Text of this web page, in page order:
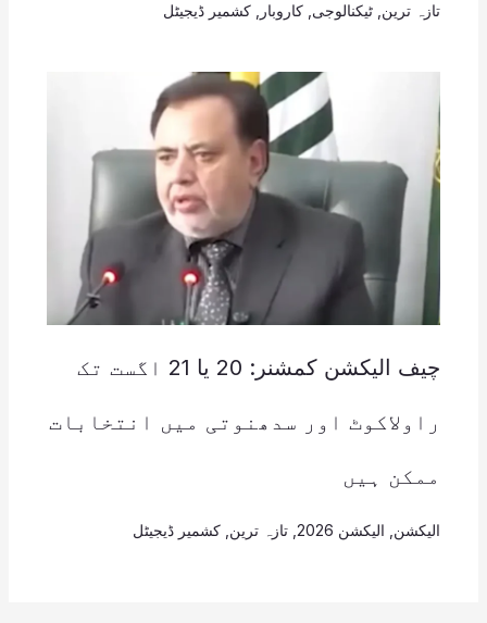
تازہ ترین ٹیکنالوجی کاروبار کشمیر ڈیجیٹل
چیف الیکشن کمشنر: 20 یا 21 اگست تک
راولاکوٹ اور سدھنوتی میں انتخابات
ممکن ہیں
الیکشن الیکشن 2026 , تازہ ترین کشمیر ڈیجیٹل